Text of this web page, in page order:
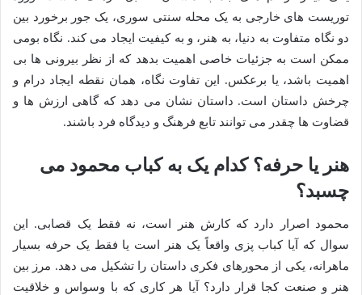
توریست های خارجی به یک محله سنتی سوری، یک جور برخورد بین
دو نگاه متفاوت به دنیا، به هنر، و به کیفیت ایجاد می کند. نگاه بومی
ممکن است به جزئیات خاصی اهمیت بدهد که از نظر بیرونی ها بی
اهمیت باشد، یا برعکس. این تفاوت نگاه، همان نقطه ایجاد درام و
چرخش داستان است. داستان نشان می دهد که گاهی ارزش ها و
قضاوت ها چقدر می توانند تابع فرهنگ و دیدگاه فرد باشند.
هنر یا حرفه؟ کدام یک به کباب محمود می
چسبد؟
محمود اصرار دارد که کارش هنر است، نه فقط یک قصابی. این
سوال که آیا کباب پزی واقعاً یک هنر است یا فقط یک حرفه بسیار
ماهرانه، یکی از محورهای فکری داستان را تشکیل می دهد. مرز بین
هنر و صنعت کجا قرار دارد؟ آیا هر کاری که با وسواس و خلاقیت